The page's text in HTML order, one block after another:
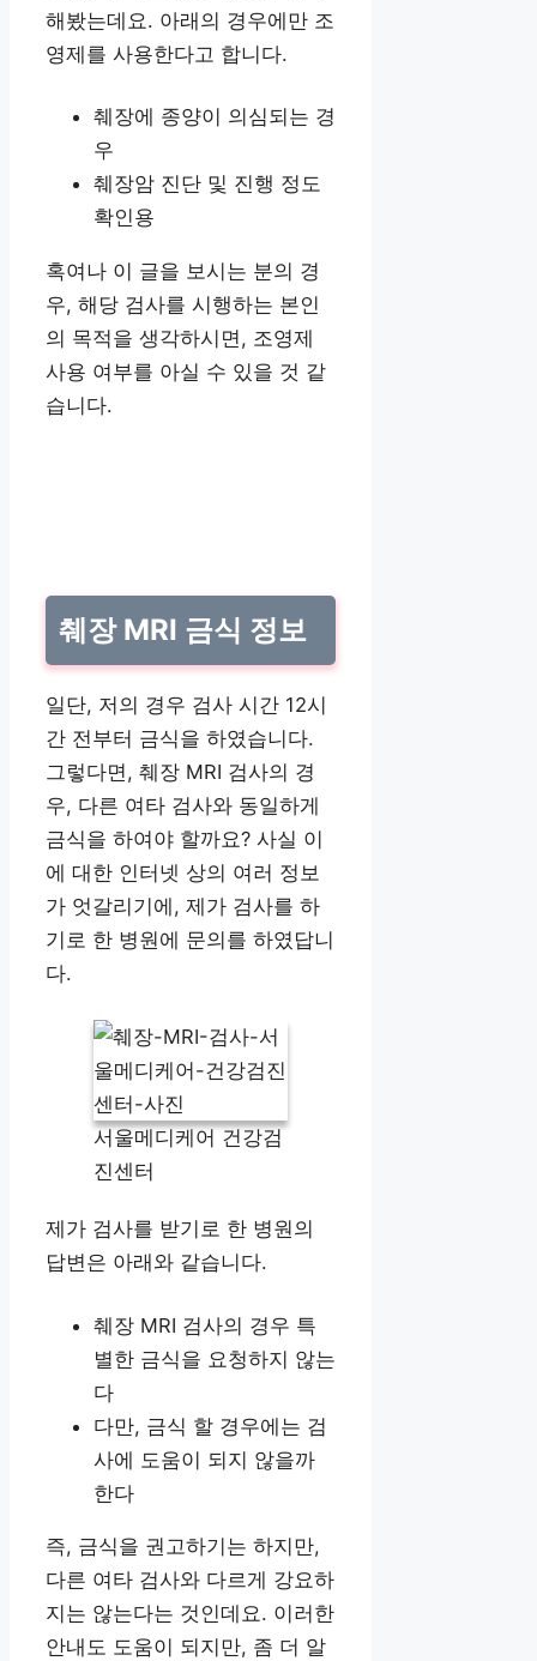
해봤는데요. 아래의 경우에만 조
영제를 사용한다고 합니다.
췌장에 종양이 의심되는 경
우
췌장암 진단 및 진행 정도
확인용
혹여나 이 글을 보시는 분의 경
우, 해당 검사를 시행하는 본인
의 목적을 생각하시면, 조영제
사용 여부를 아실 수 있을 것 같
습니다.
췌장 MRI 금식 정보
일단, 저의 경우 검사 시간 12시
간 전부터 금식을 하였습니다.
그렇다면, 췌장 MRI 검사의 경
우, 다른 여타 검사와 동일하게
금식을 하여야 할까요? 사실 이
에 대한 인터넷 상의 여러 정보
가 엇갈리기에, 제가 검사를 하
기로 한 병원에 문의를 하였답니
다.
서울메디케어 건강검
진센터
제가 검사를 받기로 한 병원의
답변은 아래와 같습니다.
췌장 MRI 검사의 경우 특
별한 금식을 요청하지 않는
다
다만, 금식 할 경우에는 검
사에 도움이 되지 않을까
한다
즉, 금식을 권고하기는 하지만,
다른 여타 검사와 다르게 강요하
지는 않는다는 것인데요. 이러한
안내도 도움이 되지만, 좀 더 알